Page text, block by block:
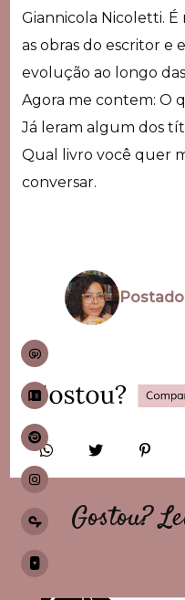
Giannicola Nicoletti.
as obras do escritor e
evolução ao longo
Agora me contem: O
Já leram algum dos
Qual livro você quer
conversar.
Gostou?